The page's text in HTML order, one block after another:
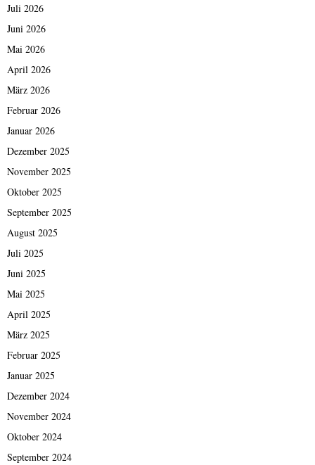
Juli 2026
Juni 2026
Mai 2026
April 2026
März 2026
Februar 2026
Januar 2026
Dezember 2025
November 2025
Oktober 2025
September 2025
August 2025
Juli 2025
Juni 2025
Mai 2025
April 2025
März 2025
Februar 2025
Januar 2025
Dezember 2024
November 2024
Oktober 2024
September 2024